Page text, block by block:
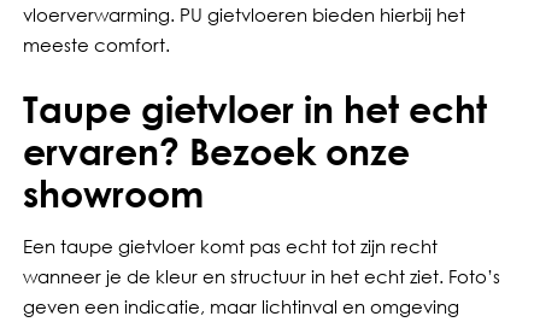
vloerverwarming. PU gietvloeren bieden hierbij het
meeste comfort.
Taupe gietvloer in het echt
ervaren? Bezoek onze
showroom
Een taupe gietvloer komt pas echt tot zijn recht
wanneer je de kleur en structuur in het echt ziet. Foto’s
geven een indicatie, maar lichtinval en omgeving